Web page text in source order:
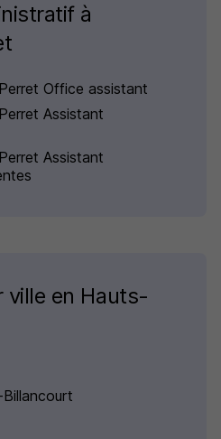
à
Office assistant
Assistant
Assistant
ville en Hauts-